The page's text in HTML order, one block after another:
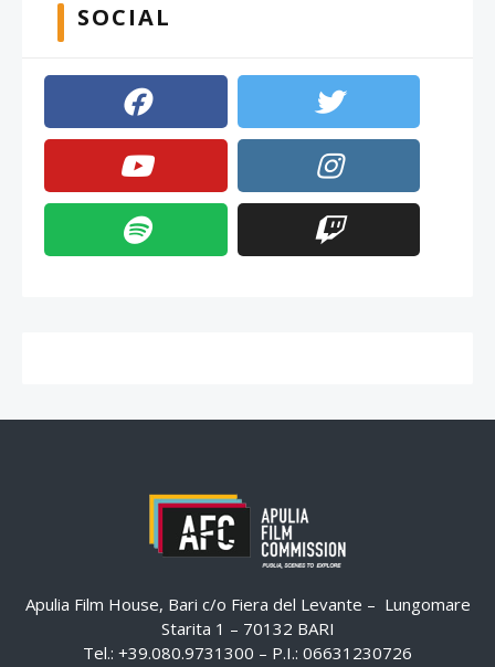
SOCIAL
Apulia Film House, Bari c/o Fiera del Levante – Lungomare
Starita 1 – 70132 BARI
Tel.: +39.080.9731300 – P.I.: 06631230726